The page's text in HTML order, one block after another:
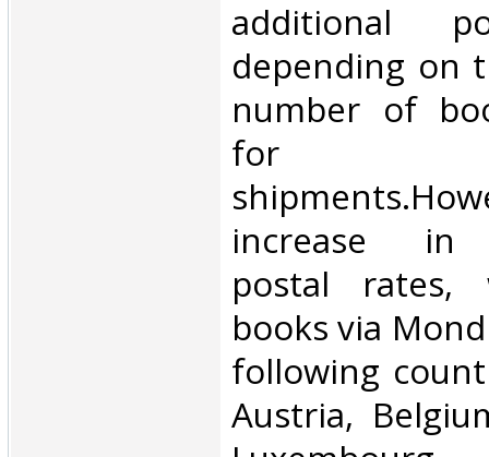
additional
depending on
number of
for
increase in
postal
books via
following
Austria,